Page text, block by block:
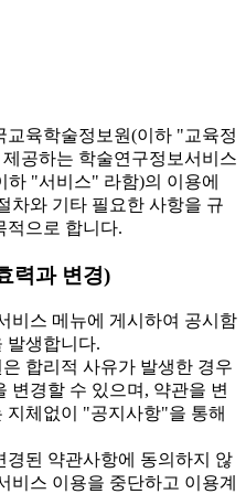
교육학술정보원(이하 "교육정
공하는 학술연구정보서비스
하 "서비스" 라함)의 이용에
차와 기타 필요한 사항을 규
적으로 합니다.
력과 변경)
비스 메뉴에 게시하여 공시함
발생합니다.
합리적 사유가 발생한 경우
변경할 수 있으며, 약관을 변
지체없이 "공지사항"을 통해
된 약관사항에 동의하지 않
비스 이용을 중단하고 이용계